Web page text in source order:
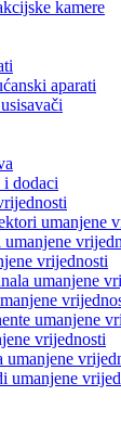
kamere
aparati
dodaci
umanjene
vrijednosti
umanjene
umanjene
vrijednosti
umanjene
umanjene